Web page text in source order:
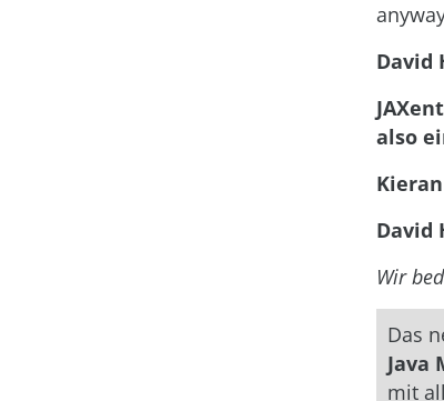
David
also
David
Wir
Das
Java
mit